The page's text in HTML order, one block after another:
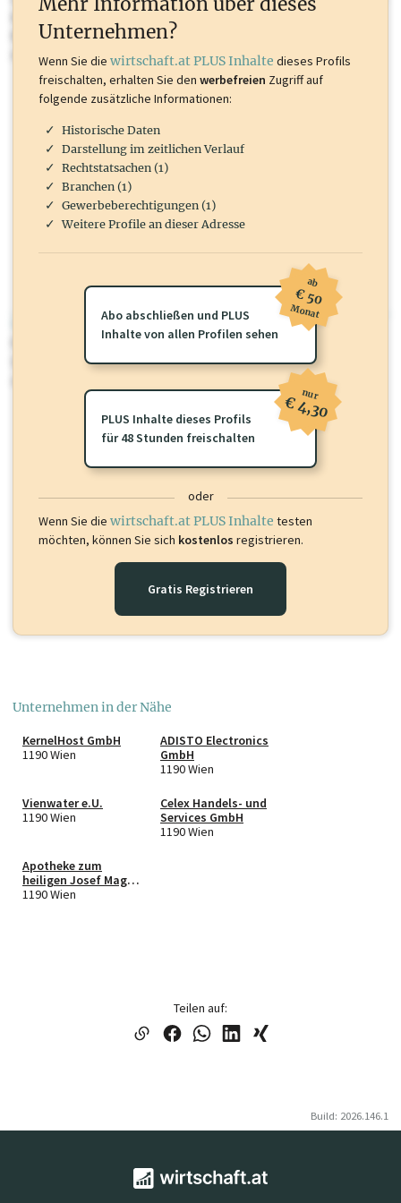
Marken, Patente, Rechtstatsachen, OTS-Aussendungen, und viele
mehr.
wirtschaft.at PLUS
Für dieses Profil gibt es zusätzlichewirtschaft.at PLUS Inhalte
Sie momentan nicht einsehen können. Schalten Sie dieses Profil frei
oder loggen Sie sich ein um diese Inhalte zu sehen.
Unternehmen?
Wenn Sie die wirtschaft.at PLUS Inhalte dieses Profils
freischalten, erhalten Sie den werbefreien Zugriff auf
folgende zusätzliche Informationen:
Historische Daten
Darstellung im zeitlichen Verlauf
Rechtstatsachen (1)
Branchen (1)
Gewerbeberechtigungen (1)
Weitere Profile an dieser Adresse
Abo abschließen und PLUS
Inhalte von allen Profilen sehen
ab
€ 50
Monat
PLUS Inhalte dieses Profils
für 48 Stunden freischalten
nur
€ 4,30
oder
Wenn Sie die wirtschaft.at PLUS Inhalte testen
möchten, können Sie sich kostenlos registrieren.
Gratis Registrieren
Unternehmen in der Nähe
KernelHost GmbH
1190 Wien
ADISTO Electronics
GmbH
1190 Wien
Vienwater e.U.
1190 Wien
Celex Handels- und
Services GmbH
1190 Wien
Apotheke zum
heiligen Josef Mag.
pharm. Konstantin
1190 Wien
Teilen auf:
Build: 2026.146.1